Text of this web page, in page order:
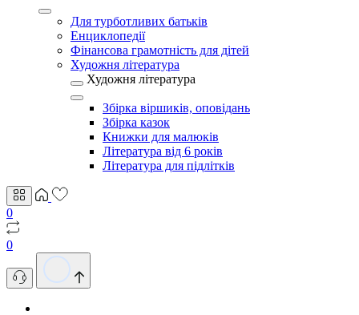
Для турботливих батьків
Енциклопедії
Фінансова грамотність для дітей
Художня література
Художня література
Збірка віршиків, оповідань
Збірка казок
Книжки для малюків
Література від 6 років
Література для підлітків
0
0